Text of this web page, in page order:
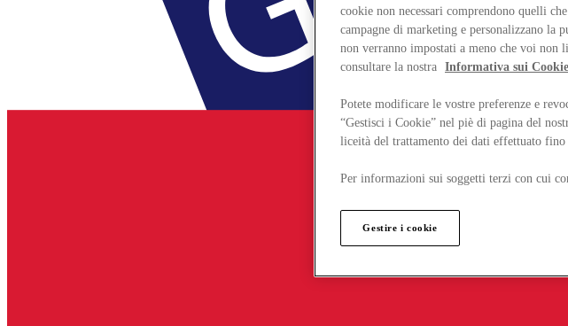
cookie non necessari comprendono quelli
campagne di marketing e personalizzano la
non verranno impostati a meno che voi
consultare la nostra Informativa sui Cookie
Potete modificare le vostre preferenze e
“Gestisci i Cookie” nel piè di pagina del
liceità del trattamento dei dati effettuato fino
Per informazioni sui soggetti terzi con cui
Gestire i cookie